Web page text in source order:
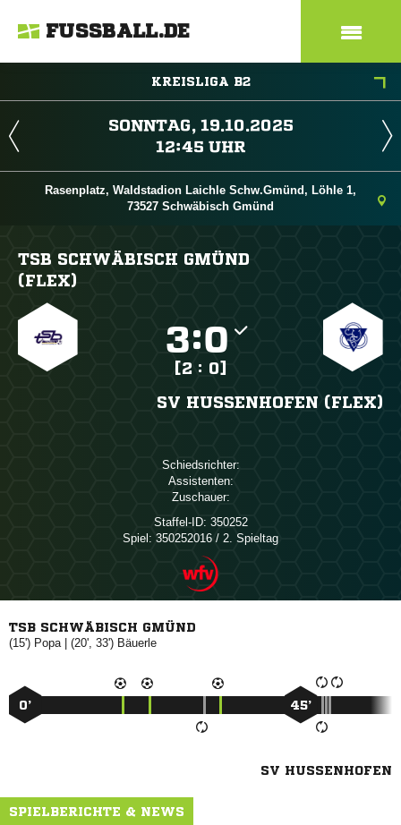
FUSSBALL.DE
KREISLIGA B2
 
 
Rasenplatz, Waldstadion Laichle Schw.Gmünd, Löhle 1,
73527 Schwäbisch Gmünd
TSB SCHWÄBISCH GMÜND
(FLEX)
:
[2 : 0]
SV HUSSENHOFEN (FLEX)
Schiedsrichter:
Assistenten:
Zuschauer:
Staffel-ID: 350252
Spiel: 350252016 / 2. Spieltag
TSB SCHWÄBISCH GMÜND
(15') | (20', 33') 
0’ 45’
SV HUSSENHOFEN
SPIELBERICHTE & NEWS